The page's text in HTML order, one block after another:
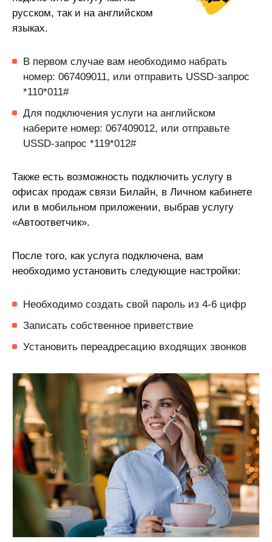
русском, так и на английском
языках.
В первом случае вам необходимо набрать
номер: 067409011, или отправить USSD-запрос
*110*011#
Для подключения услуги на английском
наберите номер: 067409012, или отправьте
USSD-запрос *119*012#
Также есть возможность подключить услугу в
офисах продаж связи Билайн, в Личном кабинете
или в мобильном приложении, выбрав услугу
«Автоответчик».
После того, как услуга подключена, вам
необходимо установить следующие настройки:
Необходимо создать свой пароль из 4-6 цифр
Записать собственное приветствие
Установить переадресацию входящих звонков